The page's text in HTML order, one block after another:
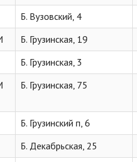
Б. Вузовский, 4
Б. Грузинская, 19
Б. Грузинская, 3
Б. Грузинская, 75
Б. Грузинский п, 6
Б. Декабрьская, 25